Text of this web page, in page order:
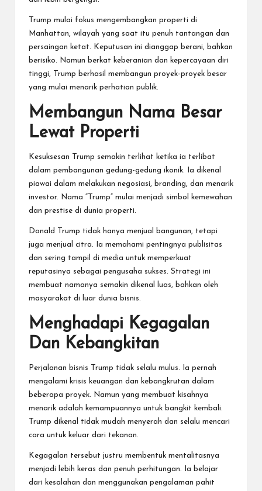
Trump mulai fokus mengembangkan properti di
Manhattan, wilayah yang saat itu penuh tantangan dan
persaingan ketat. Keputusan ini dianggap berani, bahkan
berisiko. Namun berkat keberanian dan kepercayaan diri
tinggi, Trump berhasil membangun proyek-proyek besar
yang mulai menarik perhatian publik.
Membangun Nama Besar
Lewat Properti
Kesuksesan Trump semakin terlihat ketika ia terlibat
dalam pembangunan gedung-gedung ikonik. Ia dikenal
piawai dalam melakukan negosiasi, branding, dan menarik
investor. Nama “Trump” mulai menjadi simbol kemewahan
dan prestise di dunia properti.
Donald Trump tidak hanya menjual bangunan, tetapi
juga menjual citra. Ia memahami pentingnya publisitas
dan sering tampil di media untuk memperkuat
reputasinya sebagai pengusaha sukses. Strategi ini
membuat namanya semakin dikenal luas, bahkan oleh
masyarakat di luar dunia bisnis.
Menghadapi Kegagalan
Dan Kebangkitan
Perjalanan bisnis Trump tidak selalu mulus. Ia pernah
mengalami krisis keuangan dan kebangkrutan dalam
beberapa proyek. Namun yang membuat kisahnya
menarik adalah kemampuannya untuk bangkit kembali.
Trump dikenal tidak mudah menyerah dan selalu mencari
cara untuk keluar dari tekanan.
Kegagalan tersebut justru membentuk mentalitasnya
menjadi lebih keras dan penuh perhitungan. Ia belajar
dari kesalahan dan menggunakan pengalaman pahit